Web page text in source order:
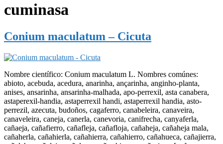
cuminasa
Conium maculatum – Cicuta
Nombre científico: Conium maculatum L. Nombres comúnes:
abioto, acebuda, acedura, anarinha, ançarinha, anginho-planta,
anises, ansarinha, ansarinha-malhada, apo-perrexil, asta canabera,
astaperexil-handia, astaperrexil handi, astaperrexil handia, asto-
perrezil, azecuta, budoños, cagaferro, canabeleira, canaveira,
canaveleira, caneja, canerla, canevoria, canifrecha, canyaferla,
cañaeja, cañafierro, cañafleja, cañafloja, cañaheja, cañaheja mala,
cañaherla, cañahierla, cañahierra, cañahierro, cañahueca, cañajierra,